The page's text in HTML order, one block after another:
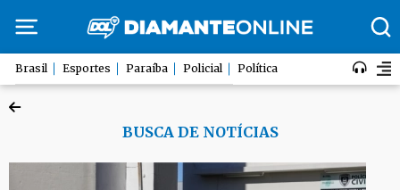
Brasil Esportes Paraíba Policial Política
BUSCA DE NOTÍCIAS